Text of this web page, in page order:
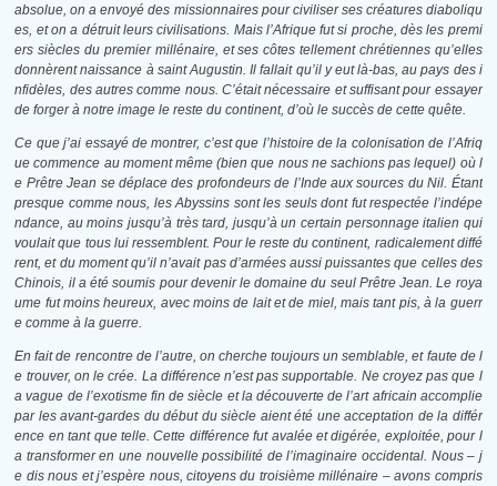
absolue, on a envoyé des missionnaires pour civiliser ses créatures diaboliqu
es, et on a détruit leurs civilisations. Mais l’Afrique fut si proche, dès les premi
ers siècles du premier millénaire, et ses côtes tellement chrétiennes qu’elles
donnèrent naissance à saint Augustin. Il fallait qu’il y eut là-bas, au pays des i
nfidèles, des autres comme nous. C’était nécessaire et suffisant pour essayer
de forger à notre image le reste du continent, d’où le succès de cette quête.
Ce que j’ai essayé de montrer, c’est que l’histoire de la colonisation de l’Afriq
ue commence au moment même (bien que nous ne sachions pas lequel) où l
e Prêtre Jean se déplace des profondeurs de l’Inde aux sources du Nil. Étant
presque comme nous, les Abyssins sont les seuls dont fut respectée l’indépe
ndance, au moins jusqu’à très tard, jusqu’à un certain personnage italien qui
voulait que tous lui ressemblent. Pour le reste du continent, radicalement diffé
rent, et du moment qu’il n’avait pas d’armées aussi puissantes que celles des
Chinois, il a été soumis pour devenir le domaine du seul Prêtre Jean. Le roya
ume fut moins heureux, avec moins de lait et de miel, mais tant pis, à la guerr
e comme à la guerre.
En fait de rencontre de l’autre, on cherche toujours un semblable, et faute de l
e trouver, on le crée. La différence n’est pas supportable. Ne croyez pas que l
a vague de l’exotisme fin de siècle et la découverte de l’art africain accomplie
par les avant-gardes du début du siècle aient été une acceptation de la différ
ence en tant que telle. Cette différence fut avalée et digérée, exploitée, pour l
a transformer en une nouvelle possibilité de l’imaginaire occidental. Nous – j
e dis nous et j’espère nous, citoyens du troisième millénaire – avons compris